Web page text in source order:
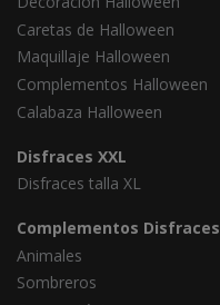
Caretas de Halloween
Maquillaje Halloween
Complementos Halloween
Calabaza Halloween
Disfraces XXL
Disfraces talla XL
Complementos Disfraces
Animales
Sombreros